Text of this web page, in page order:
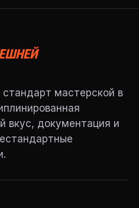
мастерской в
вкус, документация и